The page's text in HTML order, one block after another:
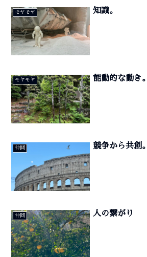
モヤモヤ 知識。
モヤモヤ 能動的な動き。
仲間 競争から共創。
仲間 人の繋がり